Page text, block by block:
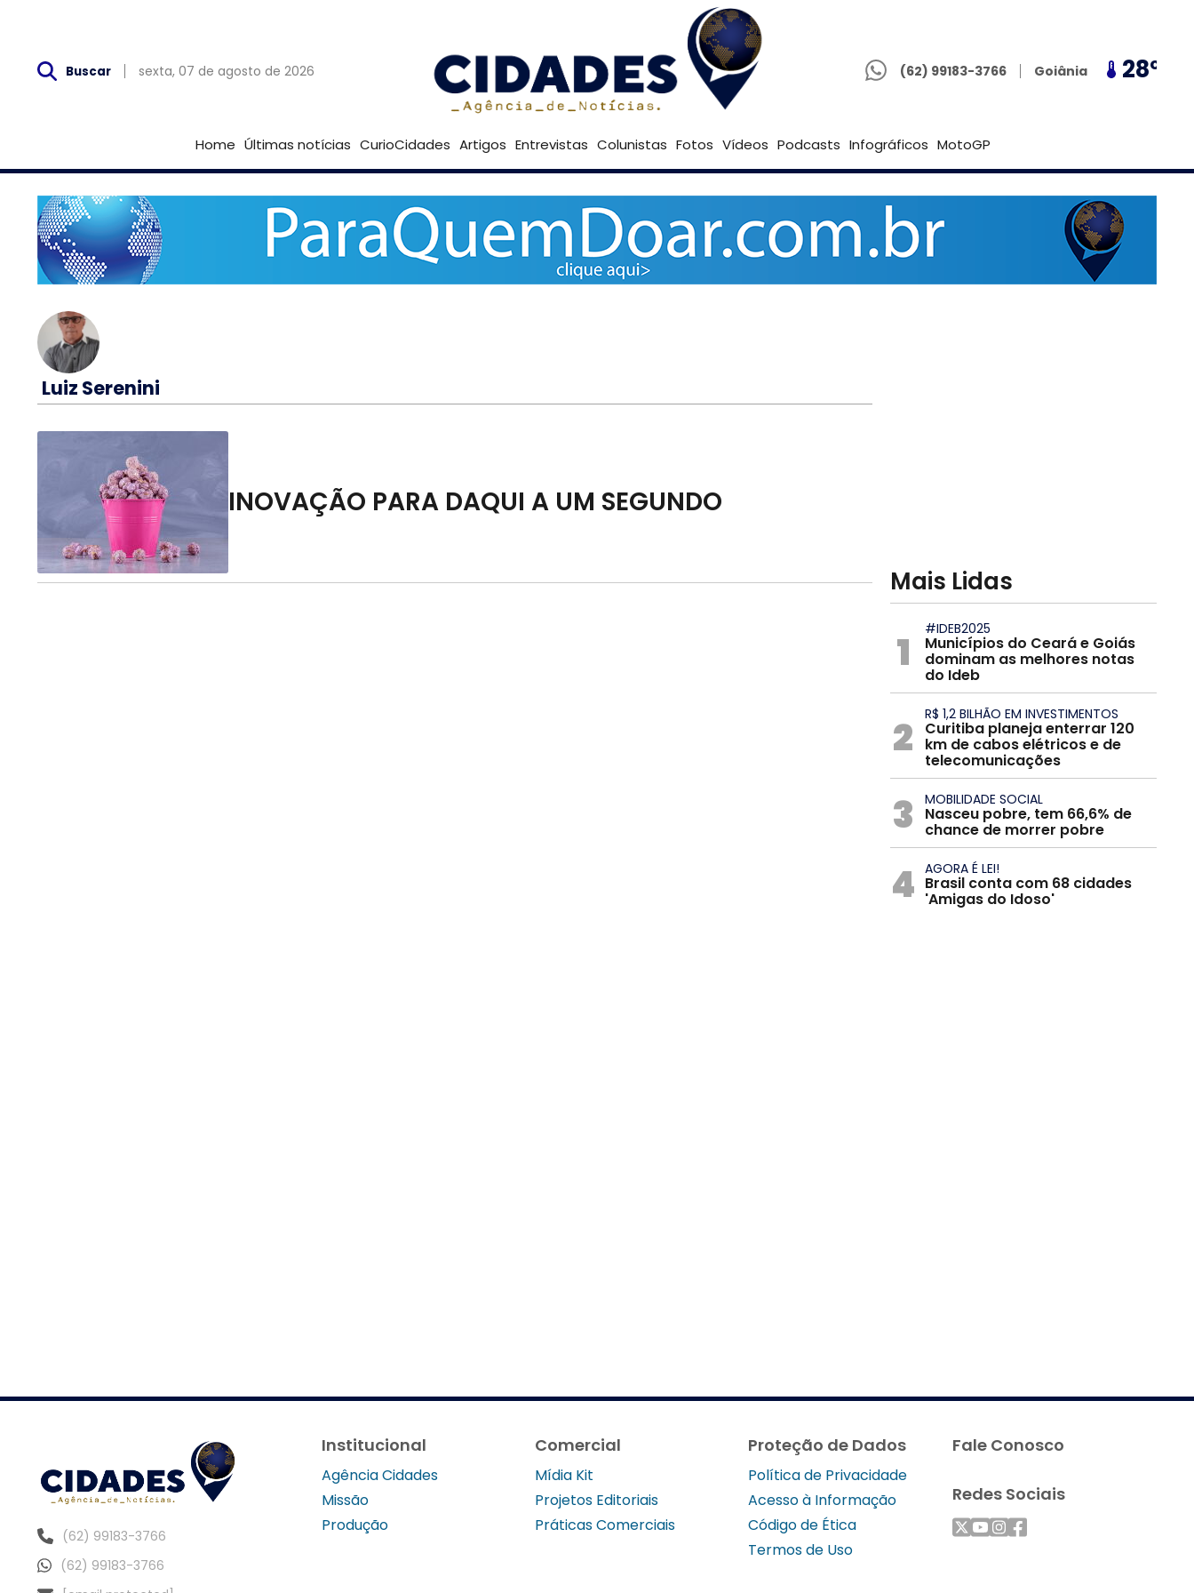
Buscar sexta, 07 de agosto de 2026 (62) 99183-3766
Goiânia Brasília 23º Goiânia 28º
Home Últimas notícias CurioCidades Artigos Entrevistas Colunistas Fotos Vídeos Podcasts Infográficos MotoGP
Luiz Serenini
INOVAÇÃO PARA DAQUI A UM SEGUNDO
Mais Lidas
1 #IDEB2025
Municípios do Ceará e Goiás
dominam as melhores notas
do Ideb
2 R$ 1,2 BILHÃO EM INVESTIMENTOS
Curitiba planeja enterrar 120
km de cabos elétricos e de
telecomunicações
3 MOBILIDADE SOCIAL
Nasceu pobre, tem 66,6% de
chance de morrer pobre
4 AGORA É LEI!
Brasil conta com 68 cidades
'Amigas do Idoso'
(62) 99183-3766
(62) 99183-3766
Institucional
Agência Cidades
Missão
Produção
Comercial
Mídia Kit
Projetos Editoriais
Práticas Comerciais
Proteção de Dados
Política de Privacidade
Acesso à Informação
Código de Ética
Termos de Uso
Fale Conosco
Redes Sociais